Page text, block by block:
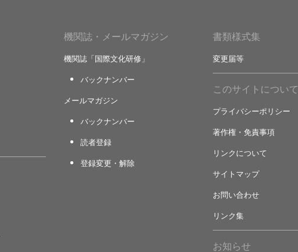
機関誌・メールマガジン
機関誌「国際文化研修」
バックナンバー
メールマガジン
バックナンバー
読者登録
登録変更・解除
書類様式集
変更届等
このサイトについて
プライバシーポリシー
著作権・免責事項
リンクについて
サイトマップ
お問い合わせ
リンク集
お知らせ